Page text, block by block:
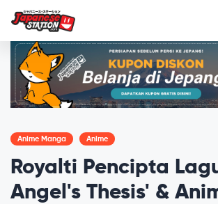
Anime Manga Anime
Royalti Pencipta
Angel's Thesis' &